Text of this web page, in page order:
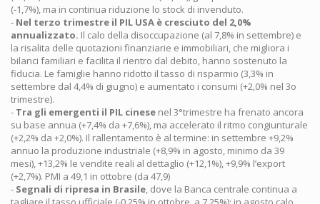
(-1,7%), ma in continua riduzione lo stock di invenduto.
- Nel terzo trimestre il PIL USA è cresciuto del 2,0%
annualizzato. Il calo della disoccupazione (al 7,8% in settembre) e
la risalita delle quotazioni finanziarie e immobiliari, che migliora i
bilanci familiari e facilita il rientro dal debito, hanno sostenuto la
fiducia. Le famiglie hanno ridotto il tasso di risparmio (3,3% in
settembre dal 4,4% di giugno) e aumentato i consumi (+2,0% nel 3o
trimestre).
- Tra gli emergenti il PIL cinese nel 3°trimestre ha frenato ancora
su base annua (+7,4% da +7,6%), ma accelerato il ritmo congiunturale
(+2,2% da +2,0%). Il rallentamento è al termine: in settembre +9,2%
annuo la produzione industriale (+8,9% in agosto, minimo da 39
mesi), +13,2% le vendite reali al dettaglio (+12,1%), +9,9% l’export
(+2,7%). PMI a 49,1 in ottobre (da 47,9)
- Segnali di ripresa in Brasile, dove la Banca centrale continua a